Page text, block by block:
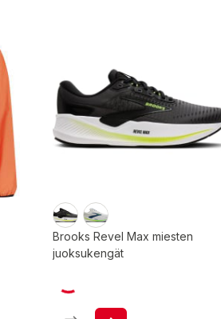
Brooks Revel Max miesten
juoksukengät